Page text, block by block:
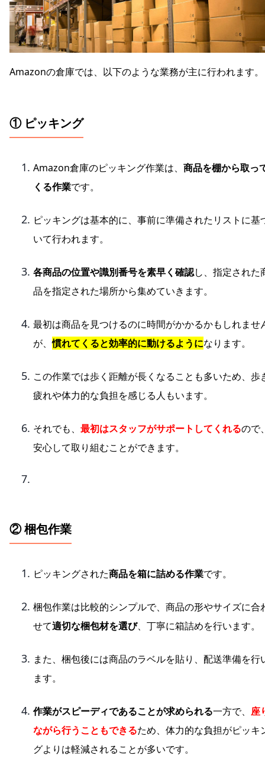
Amazonの倉庫では、以下のような業務が主に行われます。
① ピッキング
Amazon倉庫のピッキング作業は、 商品を棚から取っ
くる作業です。
ピッキングは基本的に、事前に準備されたリストに基
いて行われます。
各商品の位置や識別番号を素早く確認し、指定された
品を指定された場所から集めていきます。
最初は商品を見つけるのに時間がかかるかもしれませ
が、慣れてくると効率的に動けるようになります。
この作業では歩く距離が長くなることも多いため、歩
疲れや体力的な負担を感じる人もいます。
それでも、 最初はスタッフがサポートしてくれるので
安心して取り組むことができます。
② 梱包作業
ピッキングされた商品を箱に詰める作業です。
梱包作業は比較的シンプルで、商品の形やサイズに合
せて適切な梱包材を選び、丁寧に箱詰めを行います。
また、梱包後には商品のラベルを貼り、配送準備を行
ます。
作業がスピーディであることが求められる一方で、 座
ながら行うこともできるため、体力的な負担がピッキ
グよりは軽減されることが多いです。